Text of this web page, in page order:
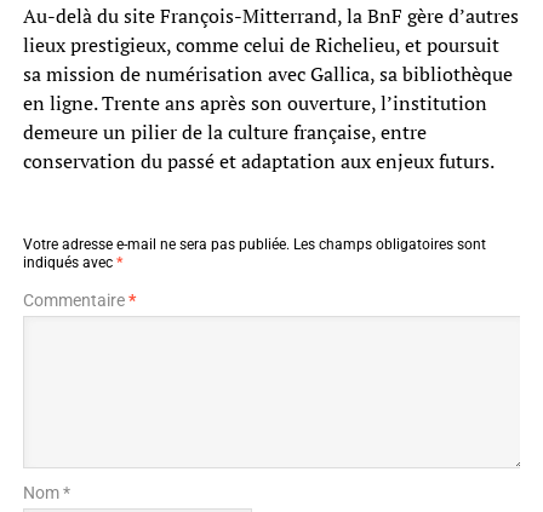
Au-delà du site François-Mitterrand, la BnF gère d’autres
lieux prestigieux, comme celui de Richelieu, et poursuit
sa mission de numérisation avec Gallica, sa bibliothèque
en ligne. Trente ans après son ouverture, l’institution
demeure un pilier de la culture française, entre
conservation du passé et adaptation aux enjeux futurs.
Votre adresse e-mail ne sera pas publiée. Les champs obligatoires sont
indiqués avec *
Commentaire*
Nom *